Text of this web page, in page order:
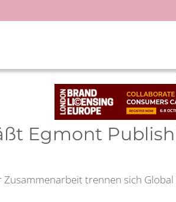
Egmont
trennen sich